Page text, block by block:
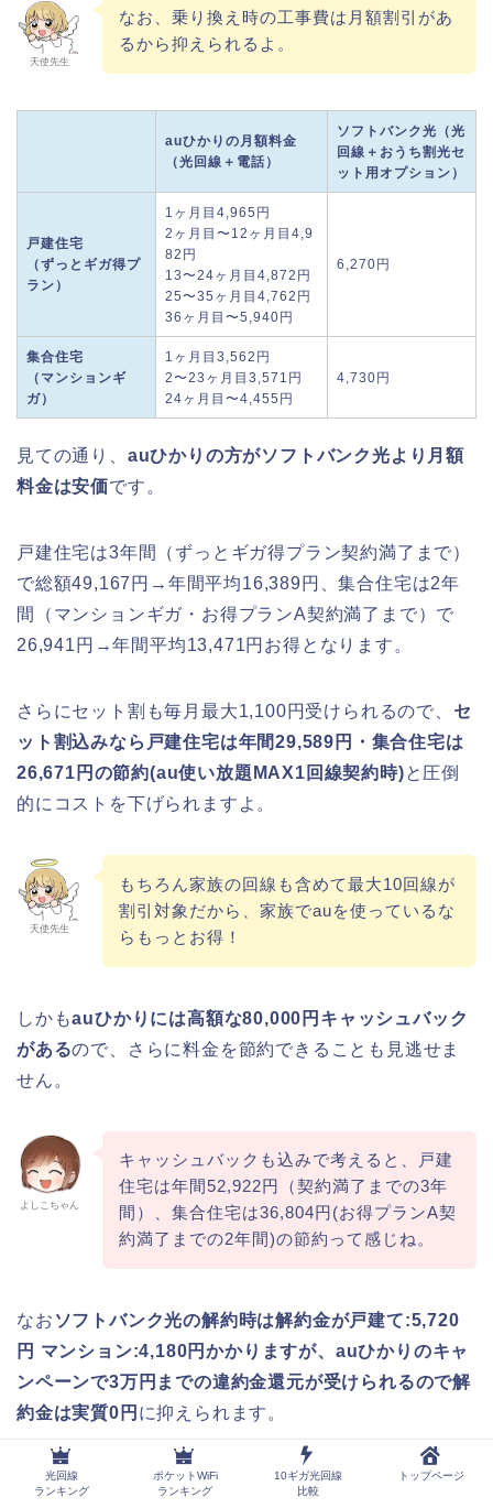
天使先生
なお、乗り換え時の工事費は月額割引があ
るから抑えられるよ。
auひかりの月額料金
（光回線＋電話）
ソフトバンク光 （光
回線＋おうち割光セ
ット用オプション）
戸建住宅
（ずっとギガ得プ
ラン）
1ヶ月目4,965円
2ヶ月目〜12ヶ月目4,9
82円
13〜24ヶ月目4,872円
25〜35ヶ月目4,762円
36ヶ月目〜5,940円
6,270円
集合住宅
（マンションギ
ガ）
1ヶ月目3,562円
2〜23ヶ月目3,571円
24ヶ月目〜4,455円
4,730円
見ての通り、 auひかりの方がソフトバンク光より月額
料金は安価です。
戸建住宅は3年間（ずっとギガ得プラン契約満了まで）
で総額49,167円→年間平均16,389円、集合住宅は2年
間（マンションギガ・お得プランA契約満了まで）で
26,941円→年間平均13,471円お得となります。
さらにセット割も毎月最大1,100円受けられるので、 セ
ット割込みなら戸建住宅は年間29,589円・集合住宅は
26,671円の節約(au使い放題MAX1回線契約時)と圧倒
的にコストを下げられますよ。
天使先生
もちろん家族の回線も含めて最大10回線が
割引対象だから、家族でauを使っているな
らもっとお得！
しかもauひかりには高額な80,000円キャッシュバック
があるので、さらに料金を節約できることも見逃せま
せん。
よしこちゃん
キャッシュバックも込みで考えると、戸建
住宅は年間52,922円（契約満了までの3年
間）、集合住宅は36,804円(お得プランA契
約満了までの2年間)の節約って感じね。
なお ソフトバンク光の解約時は解約金が戸建て:5,720
円 マンション:4,180円かかりますが、auひかりのキャ
ンペーンで3万円までの違約金還元が受けられるので解
約金は実質0円 に抑えられます。
ただし戸建住宅の場合は、auひかりを解約する際に
光回線
ランキング
ポケットWiFi
ランキング
10ギガ光回線
比較
トップページ